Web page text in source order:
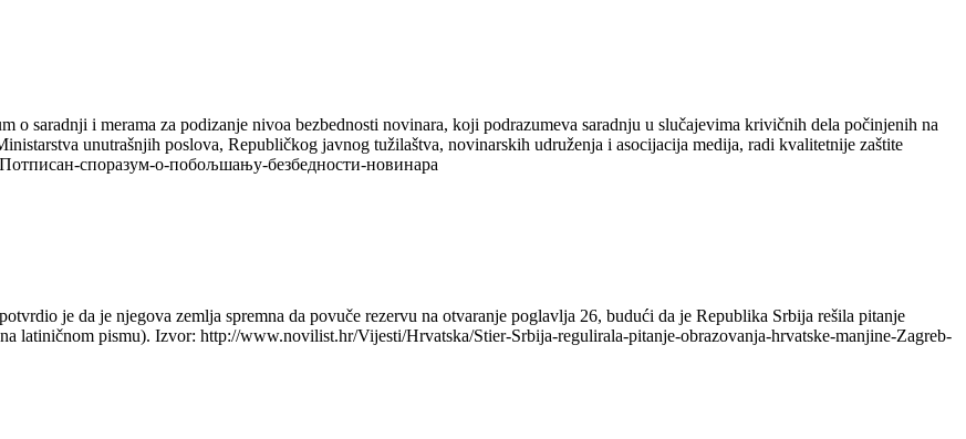
o saradnji i merama za podizanje nivoa bezbednosti novinara, koji podrazumeva saradnju u slučajevima krivičnih dela počinjenih na
unutrašnjih poslova, Republičkog javnog tužilaštva, novinarskih udruženja i asocijacija medija, radi kvalitetnije zaštite
споразум-о-побољшању-безбедности-новинара
je da je njegova zemlja spremna da povuče rezervu na otvaranje poglavlja 26, budući da je Republika Srbija rešila pitanje
latiničnom pismu). Izvor: http://www.novilist.hr/Vijesti/Hrvatska/Stier-Srbija-regulirala-pitanje-obrazovanja-hrvatske-manjine-Zagreb-